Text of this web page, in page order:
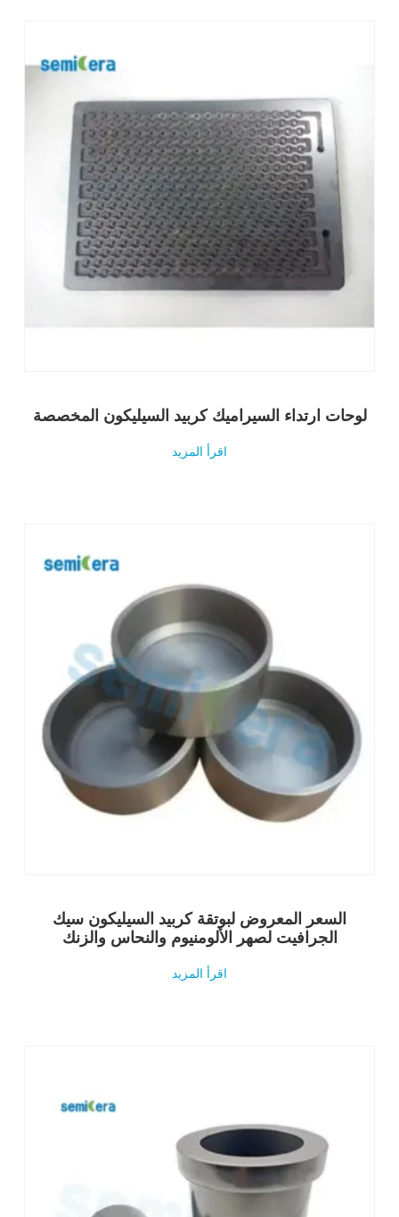
لوحات ارتداء السيراميك كربيد السيليكون المخصصة
اقرأ المزيد
السعر المعروض لبوتقة كربيد السيليكون سيك
الجرافيت لصهر الألومنيوم والنحاس والزنك
اقرأ المزيد